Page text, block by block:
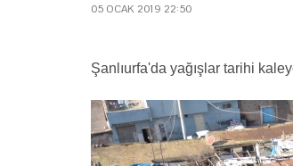
05 OCAK 2019 22:50
Şanlıurfa'da yağışlar tarihi